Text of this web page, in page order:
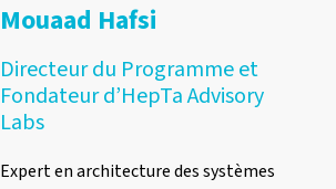
Mouaad Hafsi
Directeur du Programme et
Fondateur d’HepTa Advisory
Labs
Expert en architecture des systèmes